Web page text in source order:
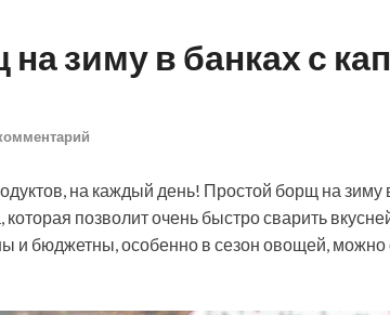
зиму в банках с
на каждый день! Простой борщ на зиму
позволит очень быстро сварить
и бюджетны, особенно в сезон овощей, можно